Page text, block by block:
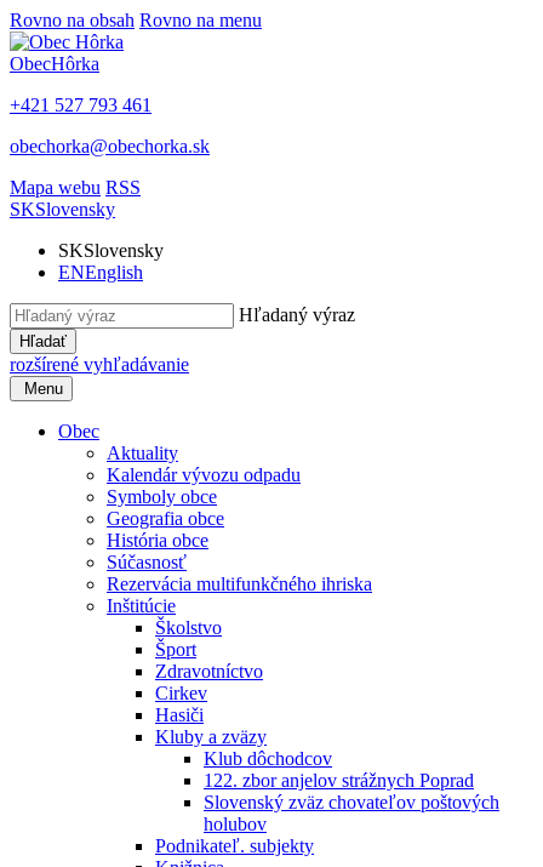
Rovno na obsah Rovno na menu
ObecHôrka
+421 527 793 461
obechorka@obechorka.sk
Mapa webu RSS
SKSlovensky
SKSlovensky
ENEnglish
Hľadaný výraz
Hľadať
rozšírené vyhľadávanie
Menu
Obec
Aktuality
Kalendár vývozu odpadu
Symboly obce
Geografia obce
História obce
Súčasnosť
Rezervácia multifunkčného ihriska
Inštitúcie
Školstvo
Šport
Zdravotníctvo
Cirkev
Hasiči
Kluby a zväzy
Klub dôchodcov
122. zbor anjelov strážnych Poprad
Slovenský zväz chovateľov poštových
holubov
Podnikateľ. subjekty